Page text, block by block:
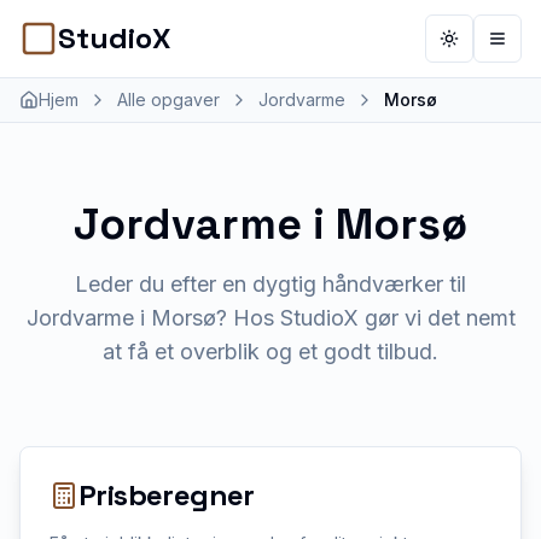
StudioX ToggleÅbn
Hjem Alle opgaver Jordvarme Morsø
Jordvarme i Morsø
Leder du efter en dygtig håndværker til
Jordvarme i Morsø? Hos StudioX gør vi det nemt
at få et overblik og et godt tilbud.
Prisberegner